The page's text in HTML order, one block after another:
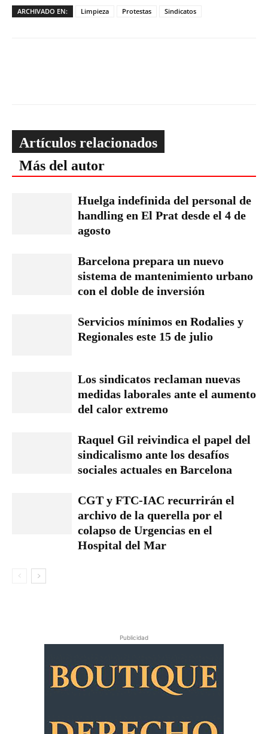
ARCHIVADO EN: Limpieza Protestas Sindicatos
Artículos relacionados
Más del autor
Huelga indefinida del personal de
handling en El Prat desde el 4 de
agosto
Barcelona prepara un nuevo
sistema de mantenimiento urbano
con el doble de inversión
Servicios mínimos en Rodalies y
Regionales este 15 de julio
Los sindicatos reclaman nuevas
medidas laborales ante el aumento
del calor extremo
Raquel Gil reivindica el papel del
sindicalismo ante los desafíos
sociales actuales en Barcelona
CGT y FTC-IAC recurrirán el
archivo de la querella por el
colapso de Urgencias en el
Hospital del Mar
Publicidad